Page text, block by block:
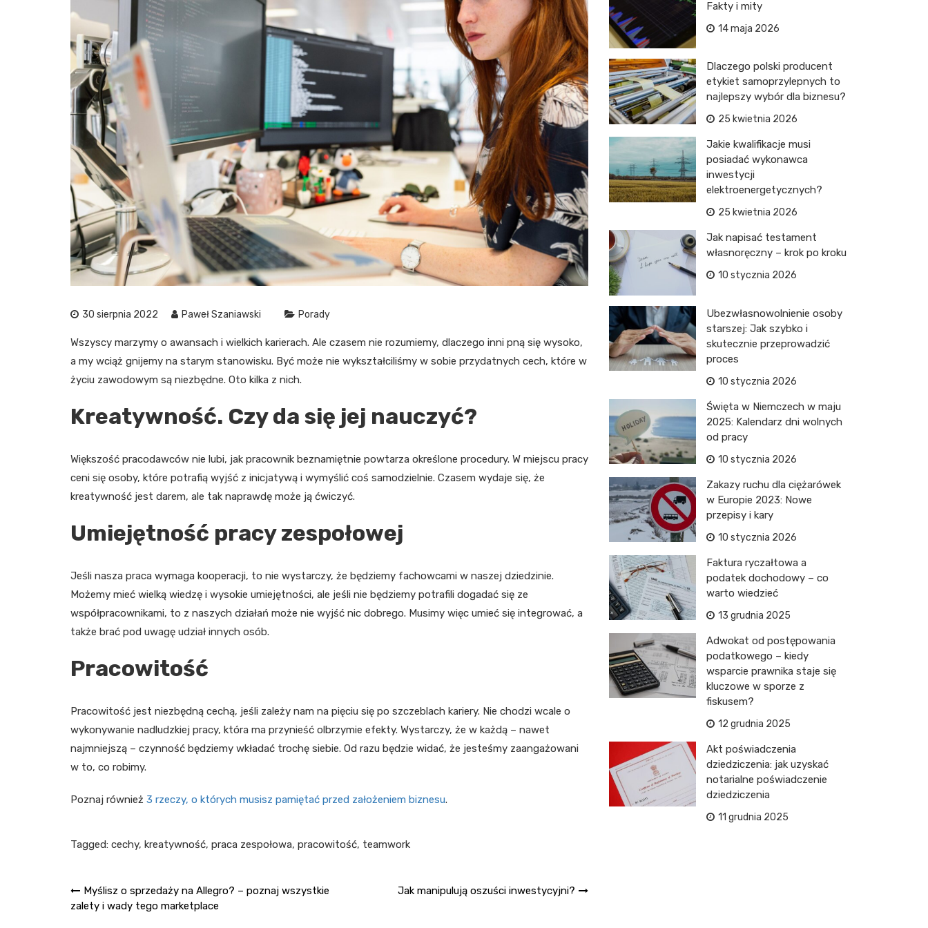
30 sierpnia 2022 Paweł Szaniawski Porady
Wszyscy marzymy o awansach i wielkich karierach. Ale czasem nie rozumiemy, dlaczego inni pną się wysoko,
a my wciąż gnijemy na starym stanowisku. Być może nie wykształciliśmy w sobie przydatnych cech, które w
życiu zawodowym są niezbędne. Oto kilka z nich.
Kreatywność. Czy da się jej nauczyć?
Większość pracodawców nie lubi, jak pracownik beznamiętnie powtarza określone procedury. W miejscu pracy
ceni się osoby, które potrafią wyjść z inicjatywą i wymyślić coś samodzielnie. Czasem wydaje się, że
kreatywność jest darem, ale tak naprawdę może ją ćwiczyć.
Umiejętność pracy zespołowej
Jeśli nasza praca wymaga kooperacji, to nie wystarczy, że będziemy fachowcami w naszej dziedzinie.
Możemy mieć wielką wiedzę i wysokie umiejętności, ale jeśli nie będziemy potrafili dogadać się ze
współpracownikami, to z naszych działań może nie wyjść nic dobrego. Musimy więc umieć się integrować, a
także brać pod uwagę udział innych osób.
Pracowitość
Pracowitość jest niezbędną cechą, jeśli zależy nam na pięciu się po szczeblach kariery. Nie chodzi wcale o
wykonywanie nadludzkiej pracy, która ma przynieść olbrzymie efekty. Wystarczy, że w każdą – nawet
najmniejszą – czynność będziemy wkładać trochę siebie. Od razu będzie widać, że jesteśmy zaangażowani
w to, co robimy.
Poznaj również 3 rzeczy, o których musisz pamiętać przed założeniem biznesu.
Tagged: cechy, kreatywność, praca zespołowa, pracowitość, teamwork
Nawigacja
Myślisz o sprzedaży na Allegro? – poznaj wszystkie
zalety i wady tego marketplace
Jak manipulują oszuści inwestycyjni?
Fakty i mity
14 maja 2026
Dlaczego polski producent
etykiet samoprzylepnych to
najlepszy wybór dla biznesu?
25 kwietnia 2026
Jakie kwalifikacje musi
posiadać wykonawca
inwestycji
elektroenergetycznych?
25 kwietnia 2026
Jak napisać testament
własnoręczny – krok po kroku
10 stycznia 2026
Ubezwłasnowolnienie osoby
starszej: Jak szybko i
skutecznie przeprowadzić
proces
10 stycznia 2026
Święta w Niemczech w maju
2025: Kalendarz dni wolnych
od pracy
10 stycznia 2026
Zakazy ruchu dla ciężarówek
w Europie 2023: Nowe
przepisy i kary
10 stycznia 2026
Faktura ryczałtowa a
podatek dochodowy – co
warto wiedzieć
13 grudnia 2025
Adwokat od postępowania
podatkowego – kiedy
wsparcie prawnika staje się
kluczowe w sporze z
fiskusem?
12 grudnia 2025
Akt poświadczenia
dziedziczenia: jak uzyskać
notarialne poświadczenie
dziedziczenia
11 grudnia 2025